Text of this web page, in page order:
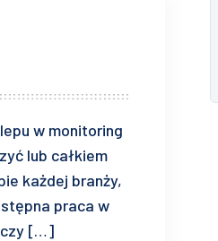
w monitoring
lub całkiem
każdej branży,
praca w
czy […]